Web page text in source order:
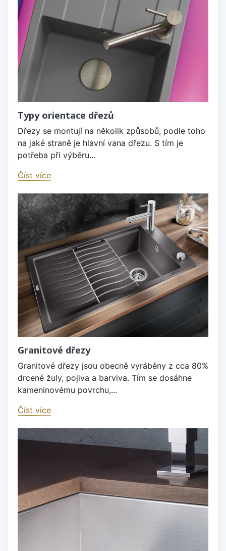
Typy orientace dřezů
Dřezy se montují na několik způsobů, podle toho
na jaké straně je hlavní vana dřezu. S tím je
potřeba při výběru...
Číst více
Granitové dřezy
Granitové dřezy jsou obecně vyráběny z cca 80%
drcené žuly, pojiva a barviva. Tím se dosáhne
kameninovému povrchu,...
Číst více